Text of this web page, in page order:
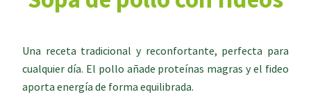
Una receta tradicional y reconfortante, perfecta para
cualquier día. El pollo añade proteínas magras y el fideo
aporta energía de forma equilibrada.